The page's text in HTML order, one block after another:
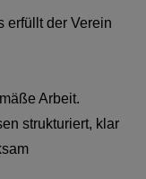
erfüllt der Verein
Arbeit.
strukturiert, klar